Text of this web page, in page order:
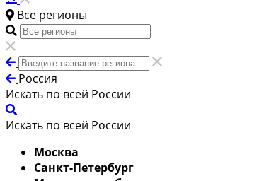
Все регионы
Россия
Искать по всей России
Искать по всей России
Москва
Санкт-Петербург